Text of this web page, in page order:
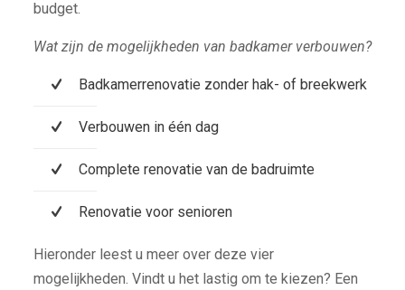
budget.
Wat zijn de mogelijkheden van badkamer verbouwen?
Badkamerrenovatie zonder hak- of breekwerk
Verbouwen in één dag
Complete renovatie van de badruimte
Renovatie voor senioren
Hieronder leest u meer over deze vier
mogelijkheden. Vindt u het lastig om te kiezen? Een